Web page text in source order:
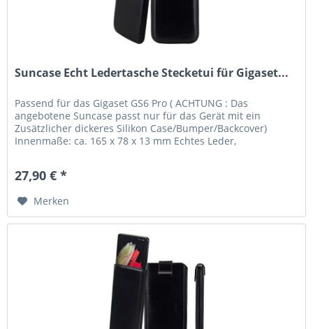
Suncase Echt Ledertasche Stecketui für Gigaset...
Passend für das Gigaset GS6 Pro ( ACHTUNG : Das
angebotene Suncase passt nur für das Gerät mit ein
Zusätzlicher dickeres Silikon Case/Bumper/Backcover)
Innenmaße: ca. 165 x 78 x 13 mm Echtes Leder,
27,90 € *
Merken